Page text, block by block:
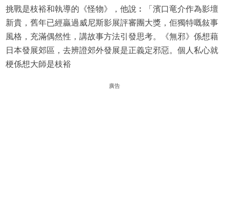
挑戰是枝裕和執導的《怪物》，他說︰「濱口竜介作為影壇
新貴，舊年已經贏過威尼斯影展評審團大獎，佢獨特嘅敍事
風格，充滿偶然性，講故事方法引發思考。《無邪》係想藉
日本發展郊區，去辨證郊外發展是正義定邪惡。個人私心就
梗係想大師是枝裕
廣告